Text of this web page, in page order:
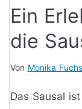
Ein
die
Von Monika Fuchs
Das Sausal